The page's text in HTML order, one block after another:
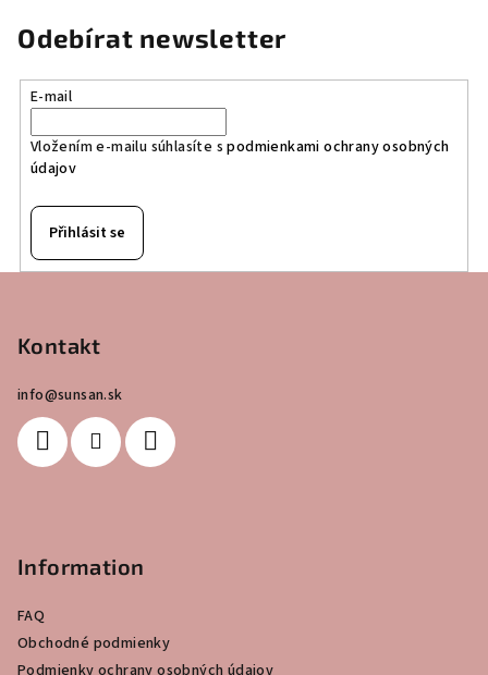
Odebírat newsletter
E-mail
Vložením e-mailu súhlasíte spodmienkami ochrany osobných
údajov
Přihlásit se
Kontakt
info@sunsan.sk
Information
FAQ
Obchodné podmienky